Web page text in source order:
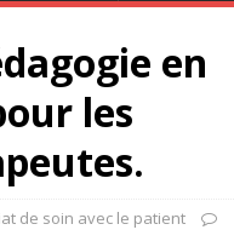
en
les
de soin avec le patient